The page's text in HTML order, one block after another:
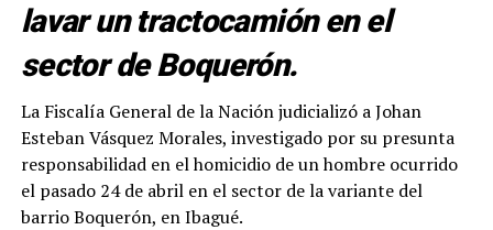
lavar un tractocamión en el
sector de Boquerón.
La Fiscalía General de la Nación judicializó a Johan
Esteban Vásquez Morales, investigado por su presunta
responsabilidad en el homicidio de un hombre ocurrido
el pasado 24 de abril en el sector de la variante del
barrio Boquerón, en Ibagué.